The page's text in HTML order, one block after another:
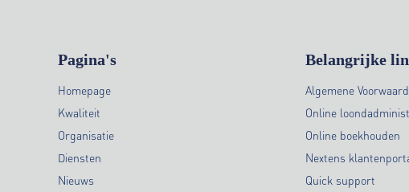
Pagina's
Homepage
Kwaliteit
Organisatie
Diensten
Nieuws
Belangrijke
Algemene
Online
Online boekhouden
Nextens
Quick support